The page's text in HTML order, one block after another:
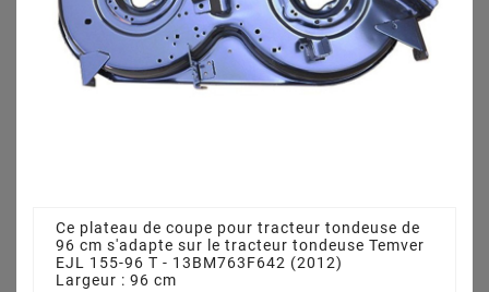
Ce plateau de coupe pour tracteur tondeuse de
96 cm s'adapte sur le tracteur tondeuse Temver
EJL 155-96 T - 13BM763F642 (2012)
Largeur : 96 cm